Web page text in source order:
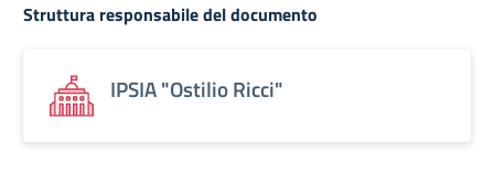
Struttura responsabile del documento
IPSIA "Ostilio Ricci"